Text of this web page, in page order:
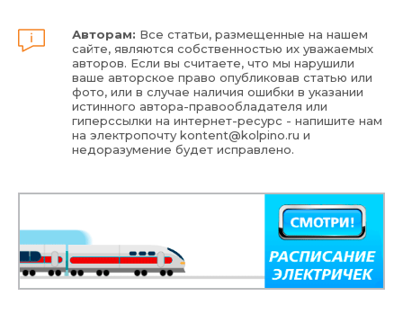
Авторам: Все статьи, размещенные на нашем
сайте, являются собственностью их уважаемых
авторов. Если вы считаете, что мы нарушили
ваше авторское право опубликовав статью или
фото, или в случае наличия ошибки в указании
истинного автора-правообладателя или
гиперссылки на интернет-ресурс - напишите нам
на электропочтуkontent@kolpino.ru и
недоразумение будет исправлено.